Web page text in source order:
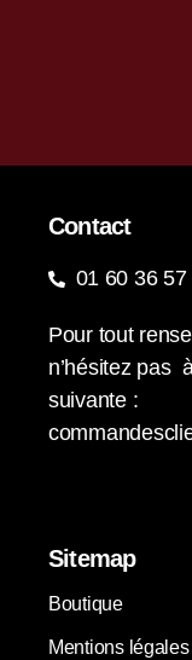
Contact
01 60 36
Pour tout
n’hésitez pas
suivante :
Sitemap
Boutique
Mentions légales